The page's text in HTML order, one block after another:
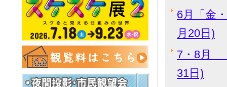
6月「金
月20日)
7・8月
31日)